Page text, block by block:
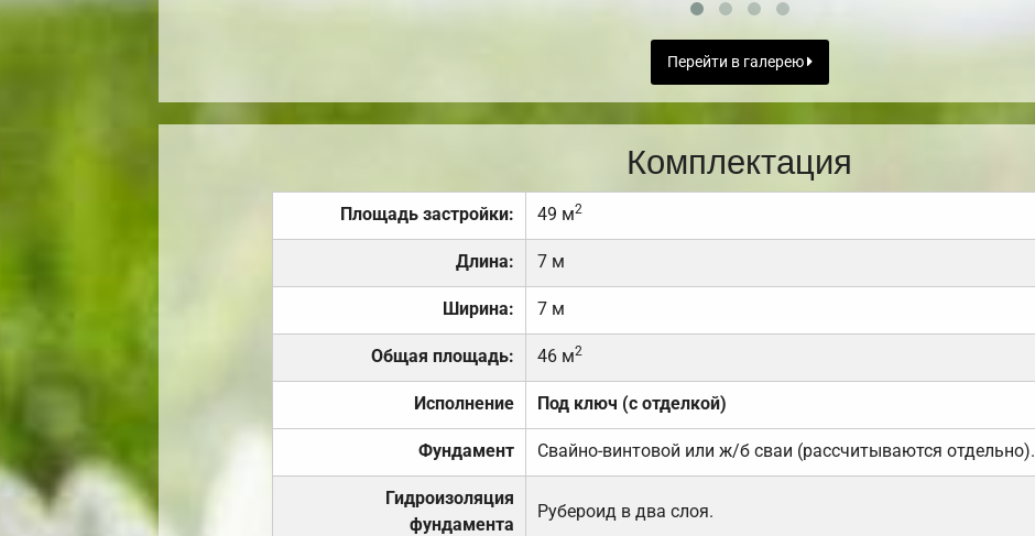
Перейти в галерею
Комплектация
Площадь застройки: 49 м2
Длина: 7 м
Ширина: 7 м
Общая площадь: 46 м2
Исполнение Под ключ (с отделкой)
Фундамент Свайно-винтовой или ж/б сваи (рассчитываются отдельно).
Гидроизоляция
фундамента
Рубероид в два слоя.